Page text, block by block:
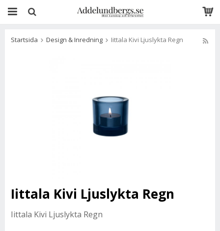
Startsida Design & Inredning Iittala Kivi Ljuslykta Regn
Iittala Kivi Ljuslykta Regn
Iittala Kivi Ljuslykta Regn